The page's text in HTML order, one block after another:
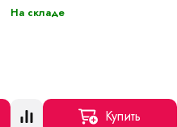
На складе
Купить